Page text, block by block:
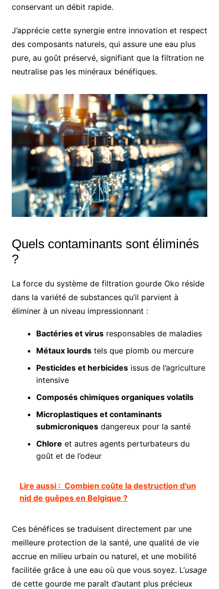
conservant un débit rapide.
J’apprécie cette synergie entre innovation et respect
des composants naturels, qui assure une eau plus
pure, au goût préservé, signifiant que la filtration ne
neutralise pas les minéraux bénéfiques.
Quels contaminants sont éliminés
?
La force du système de filtration gourde Oko réside
dans la variété de substances qu’il parvient à
éliminer à un niveau impressionnant :
Bactéries et virusresponsables de maladies
Métaux lourdstels que plomb ou mercure
Pesticides et herbicidesissus de l’agriculture
intensive
Composés chimiques organiques volatils
Microplastiques et contaminants
submicroniquesdangereux pour la santé
Chlore et autres agents perturbateurs du
goût et de l’odeur
Lire aussi : Combien coûte la destruction d'un
nid de guêpes en Belgique ?
Ces bénéfices se traduisent directement par une
meilleure protection de la santé, une qualité de vie
accrue en milieu urbain ou naturel, et une mobilité
facilitée grâce à une eau où que vous soyez. L’usage
de cette gourde me paraît d’autant plus précieux